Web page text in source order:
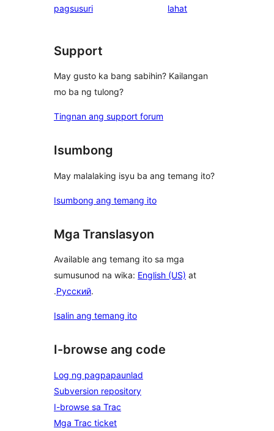
review
pagsusuri lahatng
Support
May gusto ka bang sabihin? Kailangan
mo ba ng tulong?
Tingnan ang support forum
Isumbong
May malalaking isyu ba ang temang ito?
Isumbong ang temang ito
Mga Translasyon
Available ang temang ito sa mga
sumusunod na wika: English (US) at
.Русский.
Isalin ang temang ito
I-browse ang code
Log ng pagpapaunlad
Subversion repository
I-browse sa Trac
Mga Trac ticket